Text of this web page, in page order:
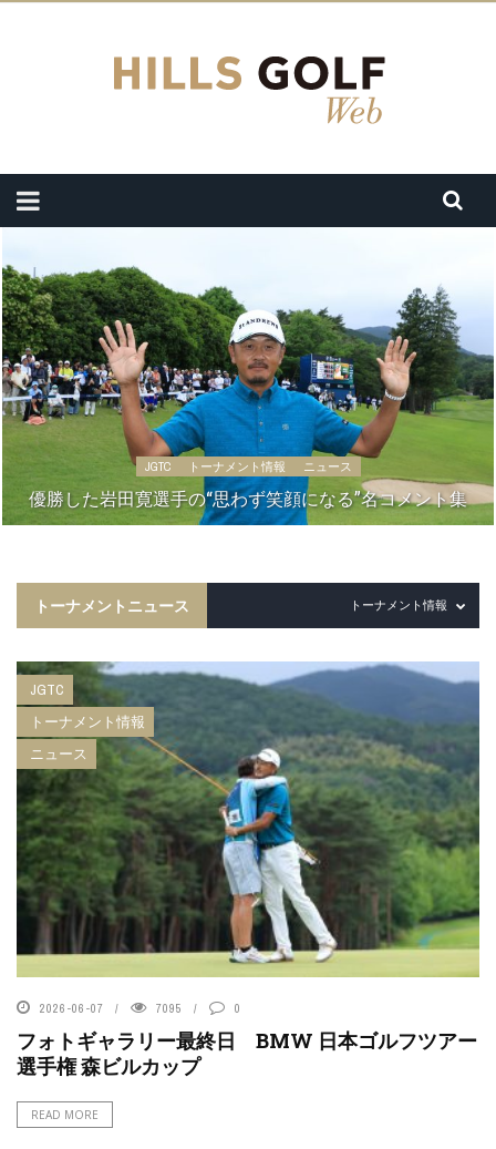
JGTC トーナメント情報 ニュース
優勝した岩田寛選手の“思わず笑顔になる”名コメント集
トーナメントニュース トーナメント情報
JGTC
トーナメント情報
ニュース
2026-06-07 7095 0
フォトギャラリー最終日 BMW 日本ゴルフツアー
選手権 森ビルカップ
READ MORE